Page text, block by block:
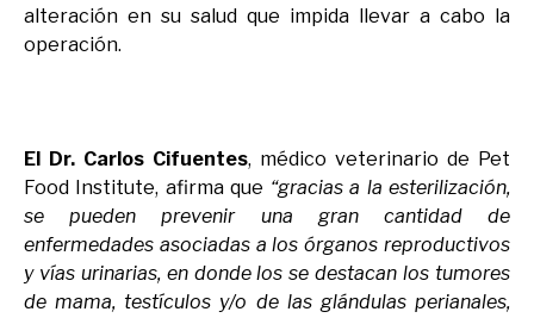
alteración en su salud que impida llevar a cabo la
operación.
El Dr. Carlos Cifuentes, médico veterinario de Pet
Food Institute, afirma que “gracias a la esterilización,
se pueden prevenir una gran cantidad de
enfermedades asociadas a los órganos reproductivos
y vías urinarias, en donde los se destacan los tumores
de mama, testículos y/o de las glándulas perianales,